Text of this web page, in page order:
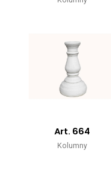
Art. 664
Kolumny